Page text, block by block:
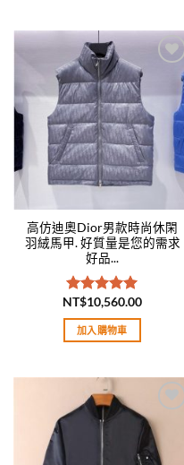
wishlist
高仿迪奧Dior男款時尚休閑
羽絨馬甲. 好質量是您的需求
好品...
評分5.00
滿分 5
NT$10,560.00
加入購物車
Add to
wishlist